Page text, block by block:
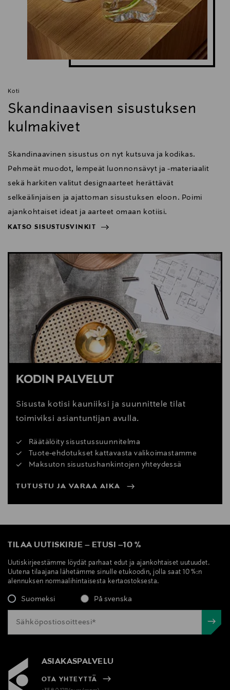
Koti
Skandinaavisen sisustuksen
kulmakivet
Skandinaavinen sisustus on nyt kutsuva ja kodikas.
Pehmeät muodot, lempeät luonnonsävyt ja -materiaalit
sekä harkiten valitut designaarteet herättävät
selkeälinjaisen ja ajattoman sisustuksen eloon. Poimi
ajankohtaiset ideat ja aarteet omaan kotiisi.
KATSO SISUSTUSVINKIT
KATSO SISUSTUSVINKIT
KODIN PALVELUT
Sisusta kotisi kauniiksi ja suunnittele tilat
toimiviksi asiantuntijan avulla.
Räätälöity sisustussuunnitelma
Tuote-ehdotukset kattavasta valikoimastamme
Maksuton sisustushankintojen yhteydessä
TUTUSTU JA VARAA AIKA
TILAA UUTISKIRJE – ETUSI –10 %
Uutiskirjeestämme löydät parhaat edut ja ajankohtaiset uutuudet.
Uutena tilaajana lähetämme sinulle etukoodin, jolla saat 10 %:n
alennuksen normaalihintaisesta kertaostoksesta.
Suomeksi På svenska
ASIAKASPALVELU
OTA YHTEYTTÄ